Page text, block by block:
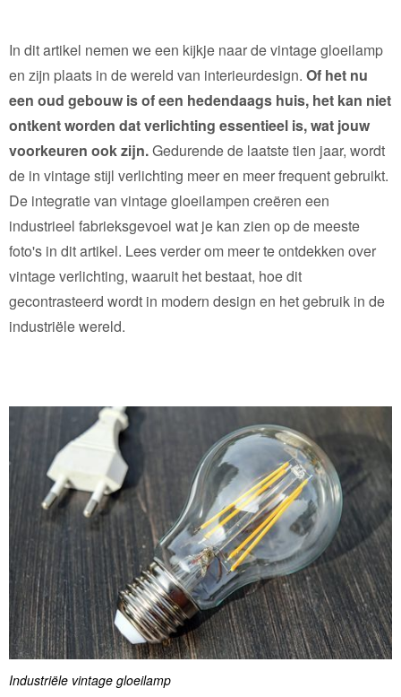
In dit artikel nemen we een kijkje naar de vintage gloeilamp
en zijn plaats in de wereld van interieurdesign. Of het nu
een oud gebouw is of een hedendaags huis, het kan niet
ontkent worden dat verlichting essentieel is, wat jouw
voorkeuren ook zijn.Gedurende de laatste tien jaar, wordt
de in vintage stijl verlichting meer en meer frequent gebruikt.
De integratie van vintage gloeilampen creëren een
industrieel fabrieksgevoel wat je kan zien op de meeste
foto's in dit artikel. Lees verder om meer te ontdekken over
vintage verlichting, waaruit het bestaat, hoe dit
gecontrasteerd wordt in modern design en het gebruik in de
industriële wereld.
Industriële vintage gloeilamp